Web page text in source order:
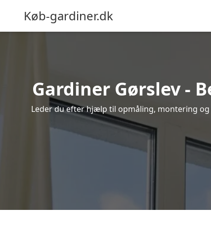
Køb-gardiner.dk
Gardiner Gørslev -
Leder du efter hjælp til opmåling, montering